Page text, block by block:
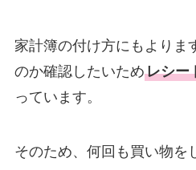
家計簿の付け方にもよりま
のか確認したいためレシー
っています。
そのため、何回も買い物を